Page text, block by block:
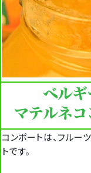
コンポートは、フル
トです。